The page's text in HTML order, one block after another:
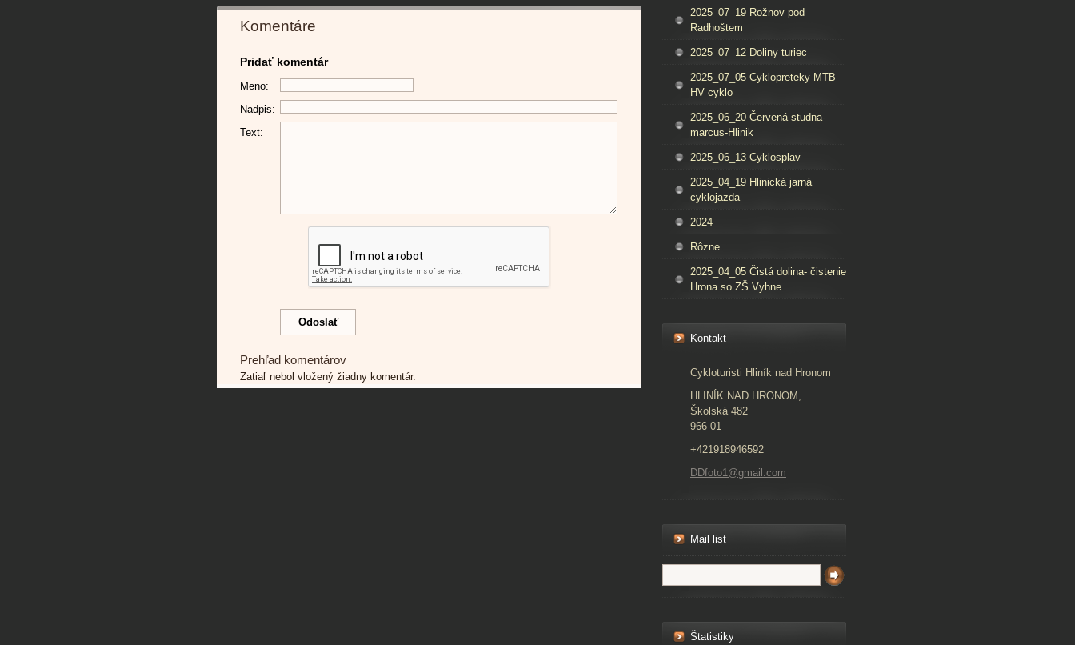
Komentáre
Pridať komentár
Meno:
Nadpis:
Text:
Prehľad komentárov
Zatiaľ nebol vložený žiadny komentár.
2025_07_19 Rožnov pod
Radhoštem
2025_07_12 Doliny turiec
2025_07_05 Cyklopreteky MTB
HV cyklo
2025_06_20 Červená studna-
marcus-Hlinik
2025_06_13 Cyklosplav
2025_04_19 Hlinická jarná
cyklojazda
2024
Rôzne
2025_04_05 Čistá dolina- čistenie
Hrona so ZŠ Vyhne
Kontakt
Cykloturisti Hliník nad Hronom
HLINÍK NAD HRONOM,
Školská 482
966 01
+421918946592
DDfoto1@gmail.com
Mail list
Štatistiky